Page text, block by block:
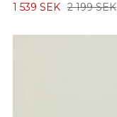
1 539 SEK 2 199 SEK